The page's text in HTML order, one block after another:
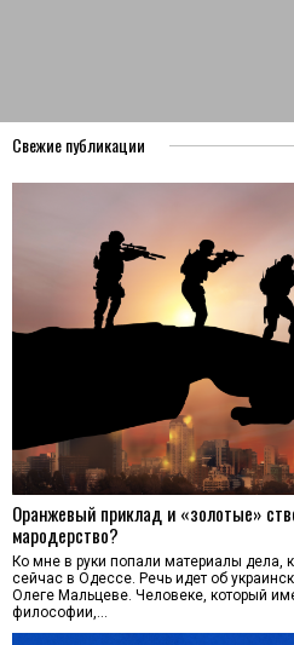
Свежие публикации
Оранжевый приклад и «золотые»
мародерство?
Ко мне в руки попали материалы дела,
сейчас в Одессе. Речь идет об
Олеге Мальцеве. Человеке, который
философии,…